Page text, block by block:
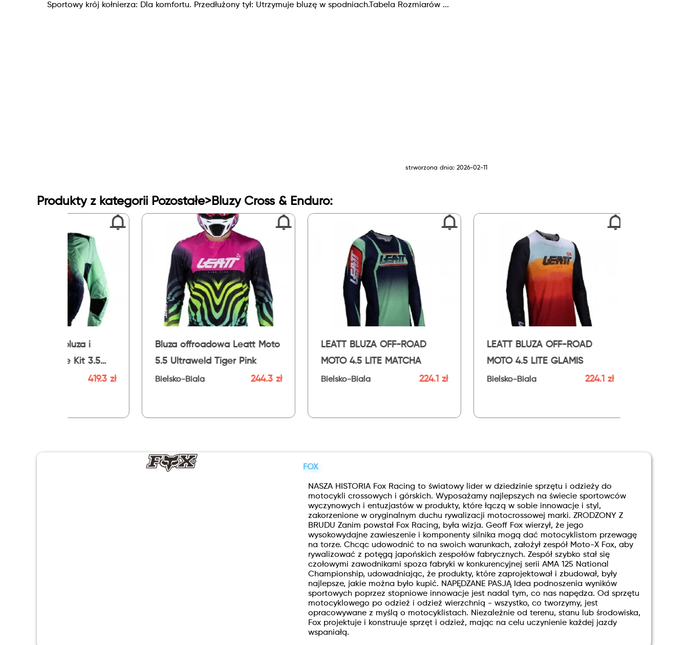
Sportowy krój kołnierza: Dla komfortu. Przedłużony tył: Utrzymuje bluzę w spodniach.Tabela Rozmiarów ...
strworzona dnia: 2026-02-11
Produkty z kategorii Pozostałe>Bluzy Cross & Enduro:
Bluza offroadowa Leatt Moto
5.5 Ultraweld Tiger Pink
Bielsko-Biala 244.3 zł
LEATT BLUZA OFF-ROAD
MOTO 4.5 LITE MATCHA
Bielsko-Biala 224.1 zł
LEATT BLUZA OFF-ROAD
MOTO 4.5 LITE GLAMIS
Bielsko-Biala 224.1 zł
Strój offroadowy bluza i
spodnie Leatt Ride Kit 3.5
Bielsko-Biala
FOX
NASZA HISTORIA Fox Racing to światowy lider w dziedzinie sprzętu i odzieży do
motocykli crossowych i górskich. Wyposażamy najlepszych na świecie sportowców
wyczynowych i entuzjastów w produkty, które łączą w sobie innowacje i styl,
zakorzenione w oryginalnym duchu rywalizacji motocrossowej marki. ZRODZONY Z
BRUDU Zanim powstał Fox Racing, była wizja. Geoff Fox wierzył, że jego
wysokowydajne zawieszenie i komponenty silnika mogą dać motocyklistom przewagę
na torze. Chcąc udowodnić to na swoich warunkach, założył zespół Moto-X Fox, aby
rywalizować z potęgą japońskich zespołów fabrycznych. Zespół szybko stał się
czołowymi zawodnikami spoza fabryki w konkurencyjnej serii AMA 125 National
Championship, udowadniając, że produkty, które zaprojektował i zbudował, były
najlepsze, jakie można było kupić. NAPĘDZANE PASJĄ Idea podnoszenia wyników
sportowych poprzez stopniowe innowacje jest nadal tym, co nas napędza. Od sprzętu
motocyklowego po odzież i odzież wierzchnią - wszystko, co tworzymy, jest
opracowywane z myślą o motocyklistach. Niezależnie od terenu, stanu lub środowiska,
Fox projektuje i konstruuje sprzęt i odzież, mając na celu uczynienie każdej jazdy
wspaniałą.